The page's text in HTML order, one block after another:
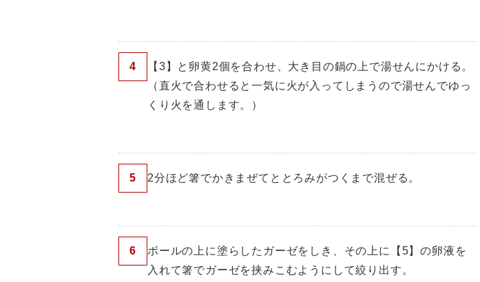
4
【3】と卵黄2個を合わせ、大き目の鍋の上で湯せんにかける。
（直火で合わせると一気に火が入ってしまうので湯せんでゆっ
くり火を通します。）
5 2分ほど箸でかきまぜてととろみがつくまで混ぜる。
6
ボールの上に塗らしたガーゼをしき、その上に【5】の卵液を
入れて箸でガーゼを挟みこむようにして絞り出す。